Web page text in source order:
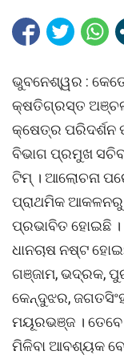
ଭୁବନେଶ୍ୱର :
କ୍ଷତିଗ୍ରସ୍ତ
କ୍ଷେତ୍ର ପରିଦର୍ଶନ
ବିଭାଗ ପ୍ରମୁଖ
ଟିମ୍ । ଆଲୋଚନା
ପ୍ରାଥମିକ ଆକଳନରୁ
ପ୍ରଭାବିତ ହୋଇଛି
ଧାନଚାଷ ନଷ୍ଟ
ଗଞ୍ଜାମ, ଭଦ୍ରକ,
କେନ୍ଦୁଝର,
ମୟୂରଭଞ୍ଜ । ତେବେ
ମିଳିବା ଆବଶ୍ୟକ